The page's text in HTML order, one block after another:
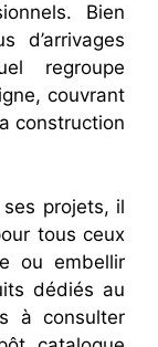
Bien
d’arrivages
regroupe
couvrant
construction
projets, il
tous ceux
ou embellir
dédiés au
à consulter